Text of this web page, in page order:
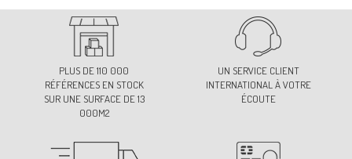
PLUS DE 110 000
RÉFÉRENCES EN STOCK
SUR UNE SURFACE DE 13
000M2
UN SERVICE CLIENT
INTERNATIONAL À VOTRE
ÉCOUTE